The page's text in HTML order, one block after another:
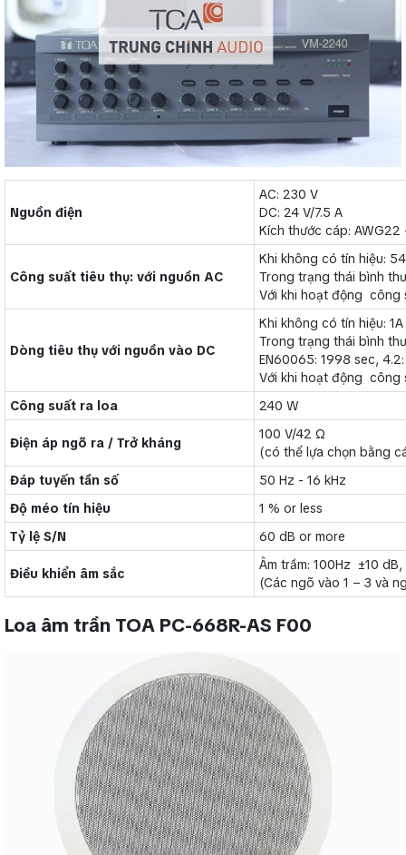
Nguồn điện
AC: 230 V
DC: 24 V/7.5 A
Kích thước cáp: AWG22
Công suất tiêu thụ: với nguồn AC
Khi không có tín hiệu:
Trong trạng thái bình
Với khi hoạt động công
Dòng tiêu thụ với nguồn vào DC
Khi không có tín hiệu: 1A
Trong trạng thái bình
EN60065: 1998 sec,
Với khi hoạt động công
Công suất ra loa
240 W
Điện áp ngõ ra / Trở kháng
100 V/42 Ω
(có thể lựa chọn bằng
Đáp tuyến tần số
50 Hz - 16 kHz
Độ méo tín hiệu
1 % or less
Tỷ lệ S/N
60 dB or more
Điều khiển âm sắc
Âm trầm: 100Hz ±10 dB,
(Các ngõ vào 1 – 3 và
Loa âm trần TOA PC-668R-AS F00